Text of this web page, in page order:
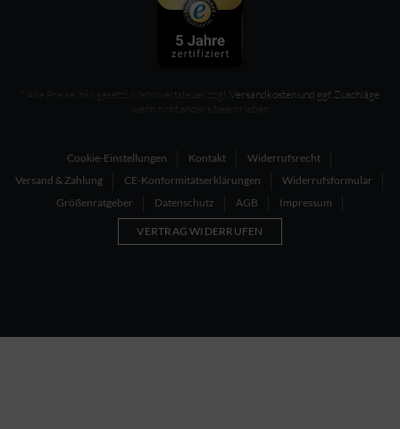
* Alle Preise inkl. gesetzl. Mehrwertsteuer, zzgl. Versandkosten und ggf. Zuschläge
wenn nicht anders beschrieben
Cookie-Einstellungen Kontakt
Widerrufsrecht
Versand & Zahlung
CE-Konformitätserklärungen
Widerrufsformular
Größenratgeber
Datenschutz AGB Impressum
VERTRAG WIDERRUFEN